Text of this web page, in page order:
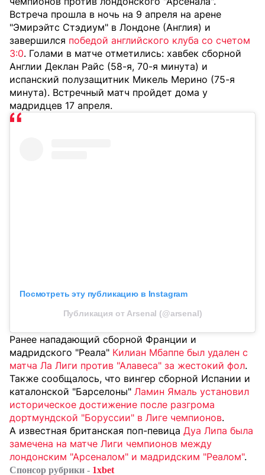
Встреча прошла в ночь на 9 апреля на арене
"Эмирэйтс Стэдиум" в Лондоне (Англия) и
завершился победой английского клуба со счетом
3:0. Голами в матче отметились: хавбек сборной
Англии Деклан Райс (58-я, 70-я минута) и
испанский полузащитник Микель Мерино (75-я
минута). Встречный матч пройдет дома у
мадридцев 17 апреля.
Посмотреть эту публикацию в Instagram
Публикация от Arsenal (@arsenal)
Ранее нападающий сборной Франции и
мадридского "Реала" Килиан Мбаппе был удален с
матча Ла Лиги против "Алавеса" за жестокий фол.
Также сообщалось, что вингер сборной Испании и
каталонской "Барселоны" Ламин Ямаль установил
историческое достижение после разгрома
дортмундской "Боруссии" в Лиге чемпионов.
А известная британская поп-певица Дуа Липа была
замечена на матче Лиги чемпионов между
лондонским "Арсеналом" и мадридским "Реалом".
Спонсор рубрики - 1xbet